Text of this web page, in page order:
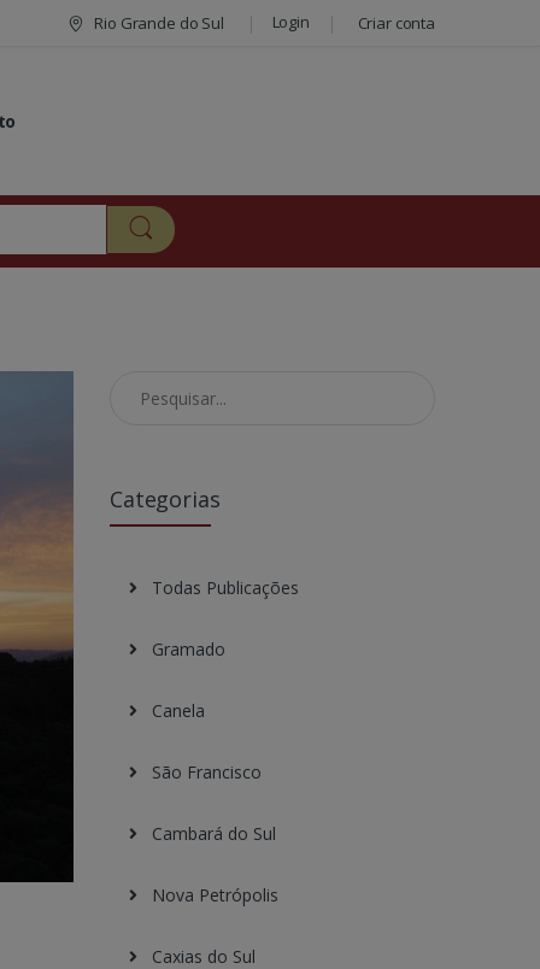
Rio Grande do Sul Login Criar conta
Pesquisar no Blog
Categorias
Todas Publicações
Gramado
Canela
São Francisco
Cambará do Sul
Nova Petrópolis
Caxias do Sul